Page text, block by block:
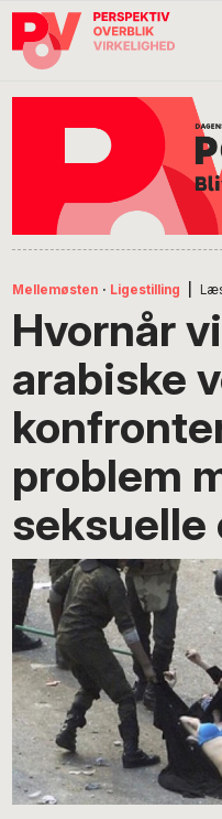
Gå
direkte
Skip
indhold
Gå
direkte
Mellemøsten · Ligestilling
Hvornår
arabiske
problem
seksuelle